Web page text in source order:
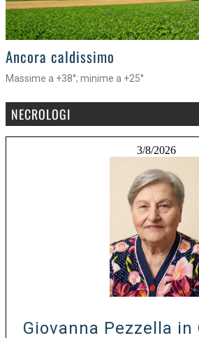
>
Ancora caldissimo
Massime a +38°; minime a +25°
NECROLOGI
3/8/2026
Giovanna Pezzella in